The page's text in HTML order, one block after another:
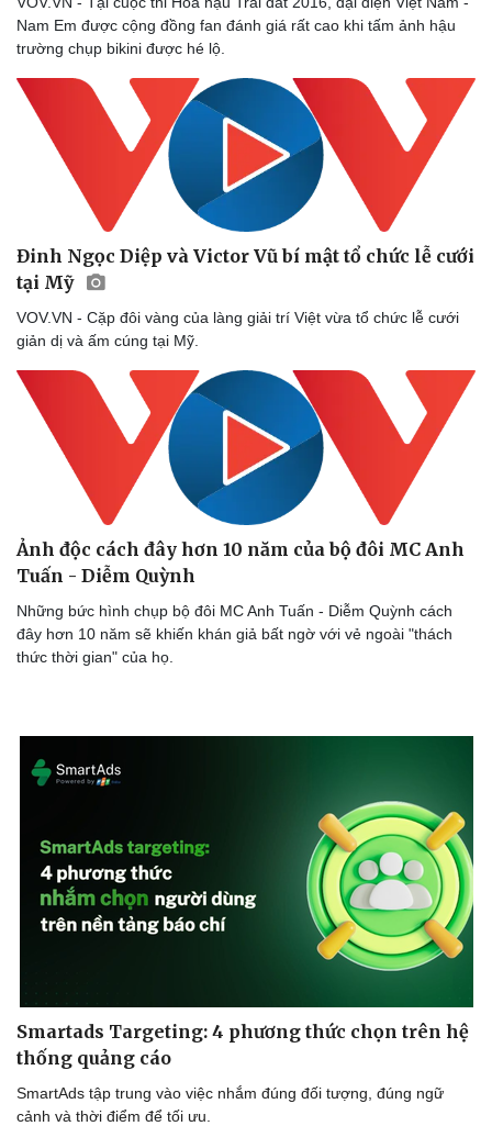
Sân khấu - Điện ảnh
Văn học
Âm nhạc
Di sản
Giải trí
Nghệ sĩ
Nam Em được cộng đồng fan đánh giá rất cao khi tấm ảnh hậu
trường chụp bikini được hé lộ.
Đinh Ngọc Diệp và Victor Vũ bí mật tổ chức lễ cưới
tại Mỹ
VOV.VN - Cặp đôi vàng của làng giải trí Việt vừa tổ chức lễ cưới
giản dị và ấm cúng tại Mỹ.
Ảnh độc cách đây hơn 10 năm của bộ đôi MC Anh
Tuấn - Diễm Quỳnh
Những bức hình chụp bộ đôi MC Anh Tuấn - Diễm Quỳnh cách
đây hơn 10 năm sẽ khiến khán giả bất ngờ với vẻ ngoài "thách
thức thời gian" của họ.
Smartads Targeting: 4 phương thức chọn trên hệ
thống quảng cáo
SmartAds tập trung vào việc nhắm đúng đối tượng, đúng ngữ
cảnh và thời điểm để tối ưu.